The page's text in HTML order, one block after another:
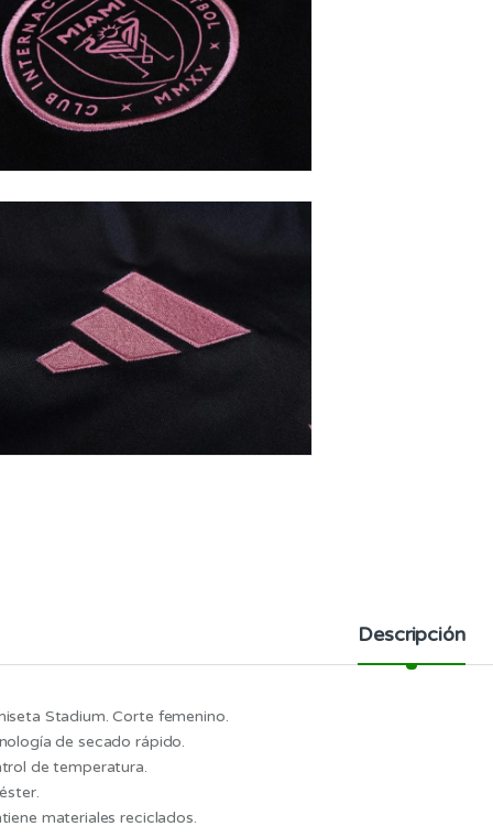
Descripción
Stadium. Corte femenino.
de secado rápido.
de temperatura.
materiales reciclados.